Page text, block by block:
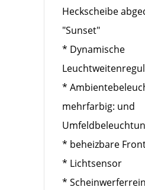
Heckscheibe
"Sunset"
* Dynamische
*
mehrfarbig: und
* beheizbare
* Lichtsensor
*